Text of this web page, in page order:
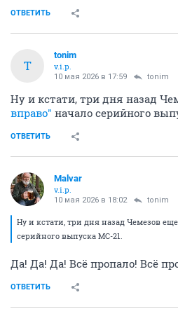
ОТВЕТИТЬ
T
tonim
v.i.p.
10 мая 2026 в 17:59 tonim
Ну и кстати, три дня назад
вправо" начало серийного
ОТВЕТИТЬ
Malvar
v.i.p.
10 мая 2026 в 18:02 tonim
Ну и кстати, три дня назад Чемезов еще
серийного выпуска МС-21.
Да! Да! Да! Всё пропало! Всё
ОТВЕТИТЬ